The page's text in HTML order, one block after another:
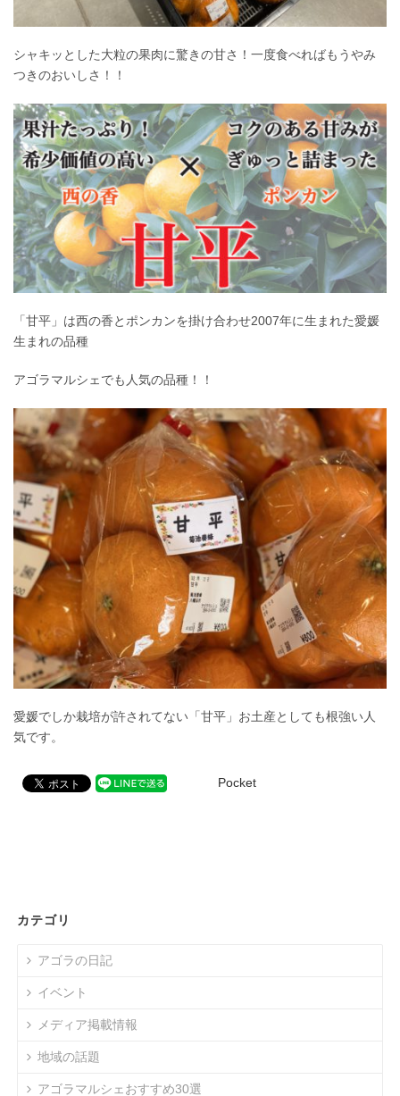
シャキッとした大粒の果肉に驚きの甘さ！一度食べればもうやみ
つきのおいしさ！！
「甘平」は西の香とポンカンを掛け合わせ2007年に生まれた愛媛
生まれの品種
アゴラマルシェでも人気の品種！！
愛媛でしか栽培が許されてない「甘平」お土産としても根強い人
気です。
Pocket
カテゴリ
アゴラの日記
イベント
メディア掲載情報
地域の話題
アゴラマルシェおすすめ30選